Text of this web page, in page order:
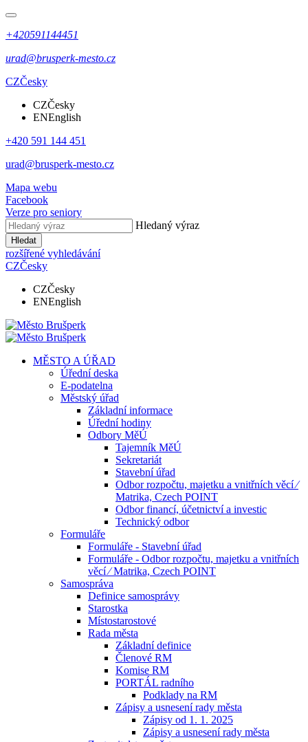
+420591144451
urad@brusperk-mesto.cz
CZČesky
CZČesky
ENEnglish
+420 591 144 451
urad@brusperk-mesto.cz
Mapa webu
Facebook
Verze pro seniory
Hledaný výraz
Hledat
rozšířené vyhledávání
CZČesky
CZČesky
ENEnglish
MĚSTO A ÚŘAD
Úřední deska
E-podatelna
Městský úřad
Základní informace
Úřední hodiny
Odbory MěÚ
Tajemník MěÚ
Sekretariát
Stavební úřad
Odbor rozpočtu, majetku a vnitřních věcí ⁄
Matrika, Czech POINT
Odbor financí, účetnictví a investic
Technický odbor
Formuláře
Formuláře - Stavební úřad
Formuláře - Odbor rozpočtu, majetku a vnitřních
věcí ⁄ Matrika, Czech POINT
Samospráva
Definice samosprávy
Starostka
Místostarostové
Rada města
Základní definice
Členové RM
Komise RM
PORTÁL radního
Podklady na RM
Zápisy a usnesení rady města
Zápisy od 1. 1. 2025
Zápisy a usnesení rady města